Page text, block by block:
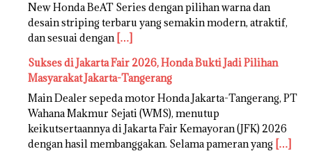
New Honda BeAT Series dengan pilihan warna dan
desain striping terbaru yang semakin modern, atraktif,
dan sesuai dengan […]
Sukses di Jakarta Fair 2026, Honda Bukti Jadi Pilihan
Masyarakat Jakarta-Tangerang
Main Dealer sepeda motor Honda Jakarta-Tangerang, PT
Wahana Makmur Sejati (WMS), menutup
keikutsertaannya di Jakarta Fair Kemayoran (JFK) 2026
dengan hasil membanggakan. Selama pameran yang […]